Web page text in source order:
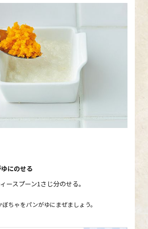
にのせる
スプーン1さじ分のせる。
ちゃをパンがゆにまぜましょう。